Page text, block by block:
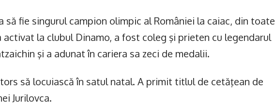
să fie singurul campion olimpic al României la caiac, din toate
activat la clubul Dinamo, a fost coleg şi prieten cu legendarul
şi a adunat în cariera sa zeci de medalii.
să locuiască în satul natal. A primit titlul de cetăţean de
Jurilovca.